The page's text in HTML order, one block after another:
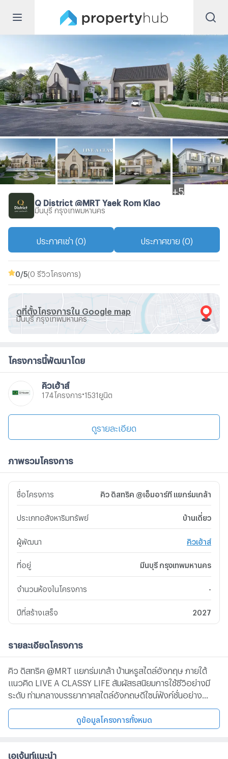
+ 5
Q District @MRT Yaek Rom Klao
มีนบุรี กรุงเทพมหานคร
ประกาศเช่า (0) ประกาศขาย (0)
0 /5(0 รีวิวโครงการ)
ดูที่ตั้งโครงการใน Google map
มีนบุรี กรุงเทพมหานคร
โครงการนี้พัฒนาโดย
คิวเฮ้าส์
174 โครงการ 1531 ยูนิต
ดูรายละเอียด
ภาพรวมโครงการ
ชื่อโครงการ คิว ดิสทริค @เอ็มอาร์ที แยกร่มเกล้า
ประเภทอสังหาริมทรัพย์ บ้านเดี่ยว
ผู้พัฒนา คิวเฮ้าส์
ที่อยู่ มีนบุรี กรุงเทพมหานคร
จำนวนห้องในโครงการ
ปีที่สร้างเสร็จ 2027
รายละเอียดโครงการ
คิว ดิสทริค @MRT แยกร่มเกล้า บ้านหรูสไตล์อังกฤษ ภายใต้
แนวคิด LIVE A CLASSY LIFE สัมผัสรสนิยมการใช้ชีวิอย่างมี
ระดับ ท่ามกลางบรรยากาศสไตล์อังกฤษดีไซน์ฟังก์ชั่นอย่าง
ทำเลศักยภาพ เดินทางเชื่อมต่อได้หลากหลายเส้นทางถนนใหญ่
นิมิตใหม่ ถนนวงแหวนรอบนอกฝั่งตะวันออกทางพิเศษฉลองรัช
เกล้าMRT สถานีมีนบุรี Interchange 2 สาย สีส้ม-สายสีชมพู
ดูข้อมูลโครงการทั้งหมด
เอเจ้นท์แนะนำ